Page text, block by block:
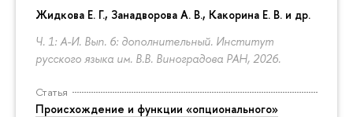
Жидкова Е. Г., Занадворова А. В., Какорина Е. В. и др.
Ч. 1: А-И. Вып. 6: дополнительный. Институт
русского языка им. В.В. Виноградова РАН, 2026.
Статья
Происхождение и функции «опционального»